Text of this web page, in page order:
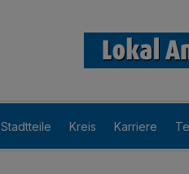
Stadtteile Kreis Karriere